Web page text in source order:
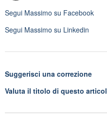
Segui Massimo su Facebook
Segui Massimo su Linkedin
Suggerisci una correzione
Valuta il titolo di questo